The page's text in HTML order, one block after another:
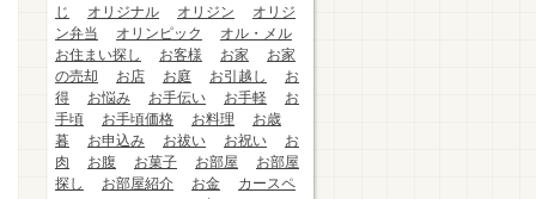
じ
オリジナル オリジン
オリジ
ン弁当
オリンピック
オル・メル
お住まい探し
お客様 お家
お家
の売却
お店 お庭 お引越し
お
得
お悩み お手伝い お手軽
お
手頃
お手頃価格 お料理
お歳
暮
お申込み お祓い お祝い
お
肉
お腹 お菓子 お部屋
お部屋
探し
お部屋紹介 お金
カースペ